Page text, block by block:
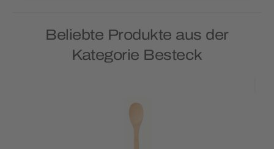
Beliebte Produkte aus der
Kategorie Besteck